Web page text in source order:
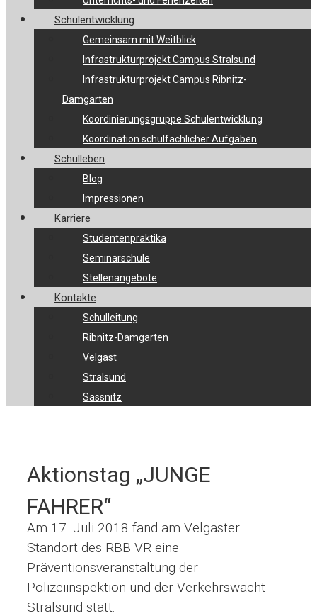
Schulentwicklung
Gemeinsam mit Weitblick
Infrastrukturprojekt Campus Stralsund
Infrastrukturprojekt Campus Ribnitz-
Damgarten
Koordinierungsgruppe Schulentwicklung
Koordination schulfachlicher Aufgaben
Schulleben
Blog
Impressionen
Karriere
Studentenpraktika
Seminarschule
Stellenangebote
Kontakte
Schulleitung
Ribnitz-Damgarten
Velgast
Stralsund
Sassnitz
Aktionstag „JUNGE
FAHRER“
Am 17. Juli 2018 fand am Velgaster
Standort des RBB VR eine
Präventionsveranstaltung der
Polizeiinspektion und der Verkehrswacht
Stralsund statt.